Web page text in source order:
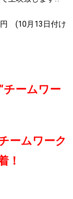
(10月 13 日付け
“チームワー
ームワーク
！